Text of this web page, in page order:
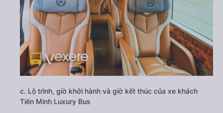
c. Lộ trình, giờ khởi hành và giờ kết thúc của xe khách
Tiến Minh Luxury Bus